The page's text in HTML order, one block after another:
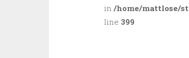
in /home/mattlose/
line 399